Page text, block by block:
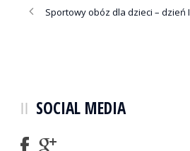
Sportowy obóz dla dzieci – dzień I
SOCIAL MEDIA